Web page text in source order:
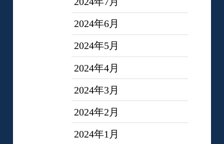
2024年6月
2024年5月
2024年4月
2024年3月
2024年2月
2024年1月